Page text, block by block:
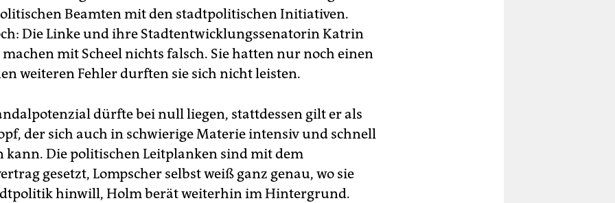
Beamten mit den stadtpolitischen Initiativen.
Die Linke und ihre Stadtentwicklungssenatorin Katrin
mit Scheel nichts falsch. Sie hatten nur noch einen
weiteren Fehler durften sie sich nicht leisten.
dürfte bei null liegen, stattdessen gilt er als
der sich auch in schwierige Materie intensiv und schnell
kann. Die politischen Leitplanken sind mit dem
gesetzt, Lompscher selbst weiß ganz genau, wo sie
hinwill, Holm berät weiterhin im Hintergrund.